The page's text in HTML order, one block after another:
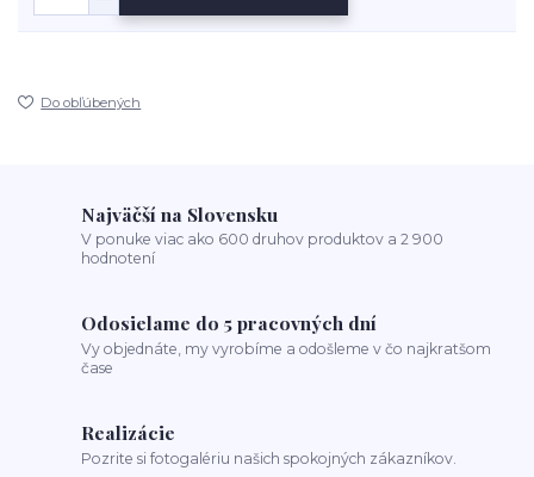
Do obľúbených
Najväčší na Slovensku
V ponuke viac ako 600 druhov produktov a 2 900
hodnotení
Odosielame do 5 pracovných dní
Vy objednáte, my vyrobíme a odošleme v čo najkratšom
čase
Realizácie
Pozrite si fotogalériu našich spokojných zákazníkov.